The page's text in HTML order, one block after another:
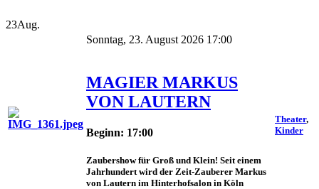
23Aug.
Sonntag, 23. August 2026 17:00
MAGIER MARKUS
VON LAUTERN
Beginn: 17:00
Zaubershow für Groß und Klein! Seit einem
Jahrhundert wird der Zeit-Zauberer Markus
von Lautern im Hinterhofsalon in Köln
Theater,
Kinder